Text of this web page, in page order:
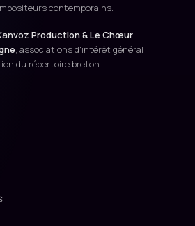
contemporains.
Production & Le Chœur
, associations d'intérêt général
du répertoire breton.